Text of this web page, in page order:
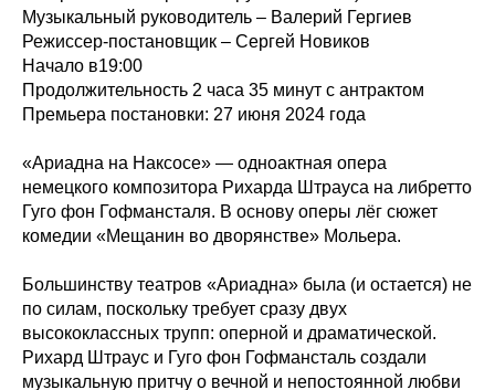
Музыкальный руководитель – Валерий Гергиев
Режиссер-постановщик – Сергей Новиков
Начало в19:00
Продолжительность 2 часа 35 минут с антрактом
Премьера постановки: 27 июня 2024 года
«Ариадна на Наксосе» — одноактная опера
немецкого композитора Рихарда Штрауса на либретто
Гуго фон Гофмансталя. В основу оперы лёг сюжет
комедии «Мещанин во дворянстве» Мольера.
Большинству театров «Ариадна» была (и остается) не
по силам, поскольку требует сразу двух
высококлассных трупп: оперной и драматической.
Рихард Штраус и Гуго фон Гофмансталь создали
музыкальную притчу о вечной и непостоянной любви